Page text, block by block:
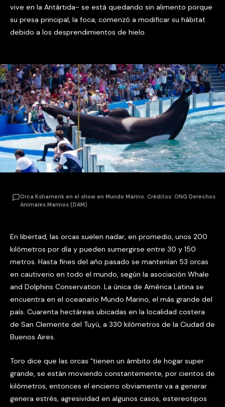
vive en la Antártida- se está quedando sin alimento porque
su presa principal, la foca, comenzó a modificar su hábitat
debido a los desprendimientos de hielo.
Orca Kshamenk en el show en Mundo Marino. Créditos: ONG Derechos
Animales Marinos (DAM)
En libertad, las orcas suelen nadar, en promedio, unos 200
kilómetros por día y pueden sumergirse entre 30 y 150
metros. Hasta fines del año pasado se mantenían 53 orcas
en cautiverio en todo el mundo, según la asociación Whale
and Dolphins Conservation. La única de América Latina se
encuentra en el oceanario Mundo Marino, el más grande del
país. Cuarenta hectáreas ubicadas en la localidad costera
de San Clemente del Tuyú, a 330 kilómetros de la Ciudad de
Buenos Aires.
Toro dice que las orcas “tienen un ámbito de hogar super
grande, se están moviendo constantemente, por cientos de
kilómetros, entonces el encierro obviamente va a generar
genera estrés, agresividad en algunos casos, estereotipos